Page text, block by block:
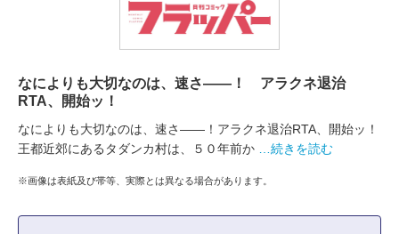
なによりも大切なのは、速さ――！ アラクネ退治
RTA、開始ッ！
なによりも大切なのは、速さ――！アラクネ退治RTA、開始ッ！
王都近郊にあるタダンカ村は、５０年前か
…続きを読む
※画像は表紙及び帯等、実際とは異なる場合があります。